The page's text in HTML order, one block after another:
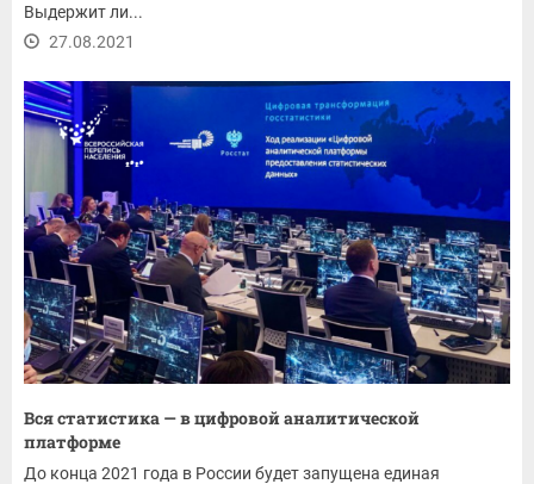
Выдержит ли...
27.08.2021
Вся статистика — в цифровой аналитической
платформе
До конца 2021 года в России будет запущена единая